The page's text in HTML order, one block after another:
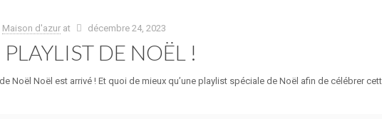
Maison d'azur at décembre 24, 2023
DE NOËL !
Noël Noël est arrivé ! Et quoi de mieux qu’une playlist spéciale de Noël afin de célébrer